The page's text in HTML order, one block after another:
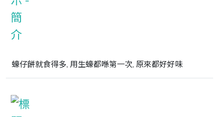
蠔仔餅就食得多, 用生蠔都喺第一次, 原來都好好味